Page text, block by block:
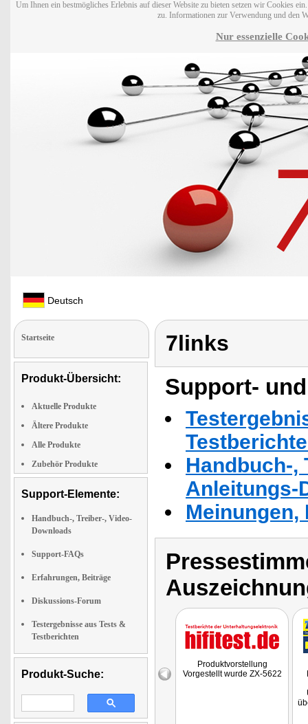
Um Ihnen ein bestmögliches Erlebnis auf dieser Website zu bieten setzen wir Cookies
zu. Informationen zur Verwendung und den
Nur essenzielle
Deutsch
Startseite
Produkt-Übersicht:
Aktuelle Produkte
Ältere Produkte
Alle Produkte
Zubehör Produkte
Support-Elemente:
Handbuch-, Treiber-, Video-
Downloads
Support-FAQs
Erfahrungen, Beiträge
Diskussions-Forum
Testergebnisse aus Tests &
Testberichten
Produkt-Suche:
7links
Support-
Handbuch-,
Anleitungs-
Produktvorstellung
Vorgestellt wurde ZX-5622